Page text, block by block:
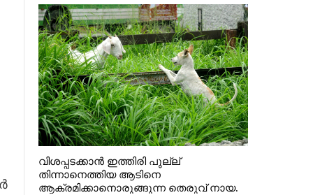
വിശപ്പടക്കാൻ ഇത്തിരി പുല്ല്
തിന്നാനെത്തിയ ആടിനെ
ആക്രമിക്കാനൊരുങ്ങുന്ന തെരുവ് നായ.
×